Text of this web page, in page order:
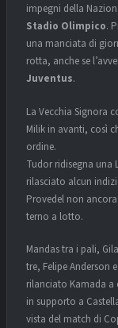
impegni della
Stadio Olimpico.
una manciata di
rotta, anche se
Juventus.
La Vecchia Signora
Milik in avanti, così
ordine.
Tudor ridisegna una
rilasciato alcun
Provedel non
terno a lotto.
Mandas tra i pali,
tre, Felipe Anderson
rilanciato Kamada a
in supporto a
vista del match di